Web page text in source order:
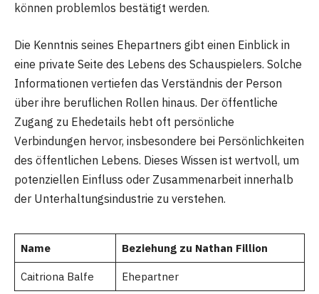
können problemlos bestätigt werden.
Die Kenntnis seines Ehepartners gibt einen Einblick in
eine private Seite des Lebens des Schauspielers. Solche
Informationen vertiefen das Verständnis der Person
über ihre beruflichen Rollen hinaus. Der öffentliche
Zugang zu Ehedetails hebt oft persönliche
Verbindungen hervor, insbesondere bei Persönlichkeiten
des öffentlichen Lebens. Dieses Wissen ist wertvoll, um
potenziellen Einfluss oder Zusammenarbeit innerhalb
der Unterhaltungsindustrie zu verstehen.
Name Beziehung zu Nathan Fillion
Caitriona Balfe Ehepartner